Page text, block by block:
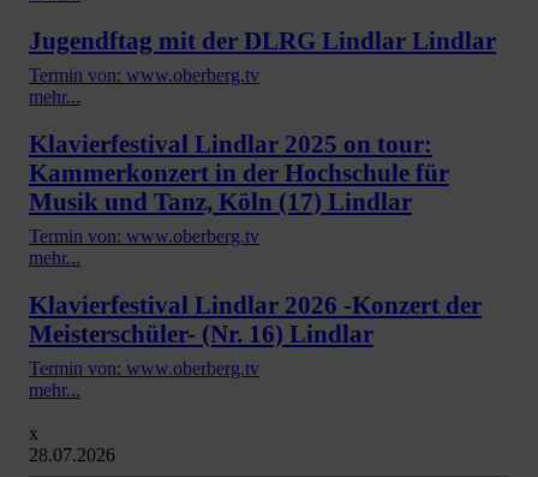
Jugendftag mit der DLRG Lindlar Lindlar
Termin von: www.oberberg.tv
mehr...
Klavierfestival Lindlar 2025 on tour:
Kammerkonzert in der Hochschule für
Musik und Tanz, Köln (17) Lindlar
Termin von: www.oberberg.tv
mehr...
Klavierfestival Lindlar 2026 -Konzert der
Meisterschüler- (Nr. 16) Lindlar
Termin von: www.oberberg.tv
mehr...
x
28.07.2026